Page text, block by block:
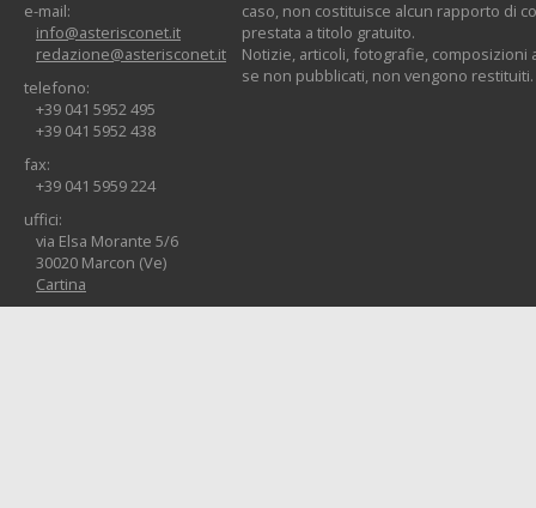
e-mail:
info@asterisconet.it
redazione@asterisconet.it
telefono:
+39 041 5952 495
+39 041 5952 438
fax:
+39 041 5959 224
uffici:
via Elsa Morante 5/6
30020 Marcon (Ve)
Cartina
caso, non costituisce alcun rapporto di
prestata a titolo gratuito.
Notizie, articoli, fotografie, composizioni
se non pubblicati, non vengono restituiti.